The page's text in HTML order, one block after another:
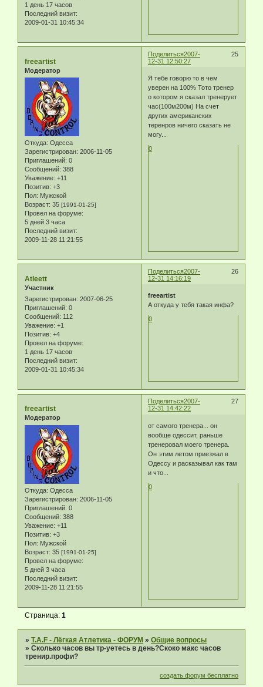
1 день 17 часов
Последний визит:
2009-01-31 10:45:34
Поделиться 25
2007-
12-31 12:50:27
freeartist
Модератор
Откуда: Одесса
Зарегистрирован: 2006-11-05
Приглашений: 0
Сообщений: 388
Уважение: +11
Позитив: +3
Пол: Мужской
Возраст: 35 [1991-01-25]
Провел на форуме:
5 дней 3 часа
Последний визит:
2009-11-28 11:21:55
Я тебе говорю то в чем
уверен на 100% Тото тренер
о котором я сказал тренерует
час(100м200м) На счет
других американских
теренров ничего сказать не
могу...
0
Поделиться 26
2007-
12-31 14:16:19
Atleett
Участник
Зарегистрирован: 2007-06-25
Приглашений: 0
Сообщений: 112
Уважение: +1
Позитив: +4
Провел на форуме:
1 день 17 часов
Последний визит:
2009-01-31 10:45:34
freeartist
А откуда у тебя такая инфа?
0
Поделиться 27
2007-
12-31 14:42:22
freeartist
Модератор
Откуда: Одесса
Зарегистрирован: 2006-11-05
Приглашений: 0
Сообщений: 388
Уважение: +11
Позитив: +3
Пол: Мужской
Возраст: 35 [1991-01-25]
Провел на форуме:
5 дней 3 часа
Последний визит:
2009-11-28 11:21:55
от самого тренера... он
вообще одессит, раньше
тренеровал моего тренера.
Он этим летом приезжал в
Одессу и расказывал как там
и что...
0
Страница:1
»T.A.F - Лёгкая Атлетика - ФОРУМ »Общие вопросы
»Сколько часов вы тр-уетесь в день?Скоко макс часов
тренир.профи?
создать форум бесплатно